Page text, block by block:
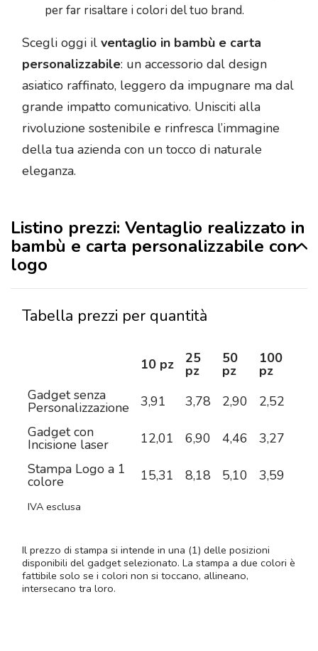
per far risaltare i colori del tuo brand.
Scegli oggi il ventaglio in bambù e carta
personalizzabile: un accessorio dal design
asiatico raffinato, leggero da impugnare ma dal
grande impatto comunicativo. Unisciti alla
rivoluzione sostenibile e rinfresca l’immagine
della tua azienda con un tocco di naturale
eleganza.
Listino prezzi: Ventaglio realizzato in
bambù e carta personalizzabile con
logo
Tabella prezzi per quantità
10 pz 25
pz
50
pz
100
pz
Gadget senza
Personalizzazione 3,91 3,78 2,90 2,52
Gadget con
Incisione laser 12,01 6,90 4,46 3,27
Stampa Logo a 1
colore 15,31 8,18 5,10 3,59
IVA esclusa
Il prezzo di stampa si intende in una (1) delle posizioni
disponibili del gadget selezionato. La stampa a due colori è
fattibile solo se i colori non si toccano, allineano,
intersecano tra loro.